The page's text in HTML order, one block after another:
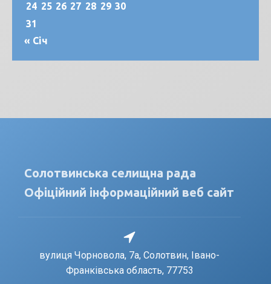
24 25 26 27 28 29 30
31
« Січ
Солотвинська селищна рада
Офіційний інформаційний веб сайт
вулиця Чорновола, 7a, Солотвин, Івано-
Франківська область, 77753